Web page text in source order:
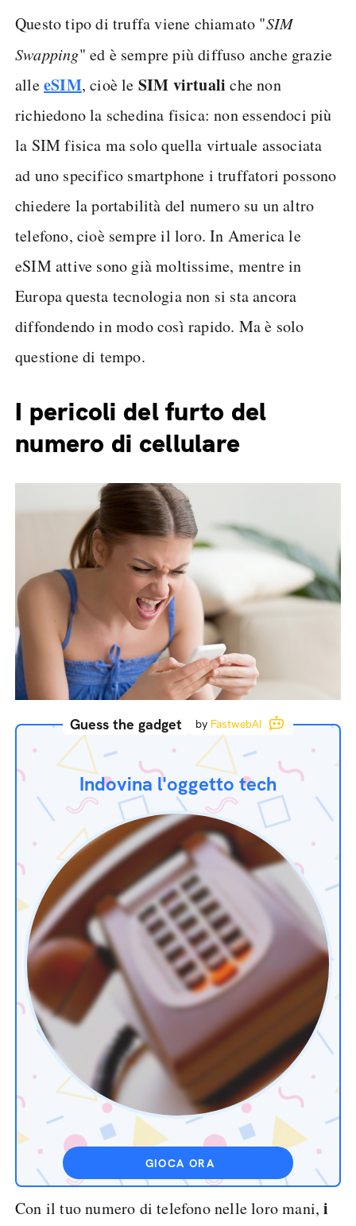
Questo tipo di truffa viene chiamato "SIM
Swapping" ed è sempre più diffuso anche grazie
alleeSIM, cioè le SIM virtuali che non
richiedono la schedina fisica: non essendoci più
la SIM fisica ma solo quella virtuale associata
ad uno specifico smartphone i truffatori possono
chiedere la portabilità del numero su un altro
telefono, cioè sempre il loro. In America le
eSIM attive sono già moltissime, mentre in
Europa questa tecnologia non si sta ancora
diffondendo in modo così rapido. Ma è solo
questione di tempo.
I pericoli del furto del
numero di cellulare
Guess the gadget by FastwebAI
Indovina l'oggetto tech
GIOCA ORA
Con il tuo numero di telefono nelle loro mani,i